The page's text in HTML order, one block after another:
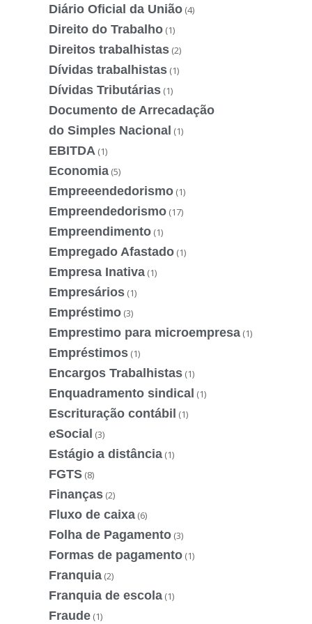
Diário Oficial da União (4)
Direito do Trabalho (1)
Direitos trabalhistas (2)
Dívidas trabalhistas (1)
Dívidas Tributárias (1)
Documento de Arrecadação
do Simples Nacional (1)
EBITDA (1)
Economia (5)
Empreeendedorismo (1)
Empreendedorismo (17)
Empreendimento (1)
Empregado Afastado (1)
Empresa Inativa (1)
Empresários (1)
Empréstimo (3)
Emprestimo para microempresa (1)
Empréstimos (1)
Encargos Trabalhistas (1)
Enquadramento sindical (1)
Escrituração contábil (1)
eSocial (3)
Estágio a distância (1)
FGTS (8)
Finanças (2)
Fluxo de caixa (6)
Folha de Pagamento (3)
Formas de pagamento (1)
Franquia (2)
Franquia de escola (1)
Fraude (1)